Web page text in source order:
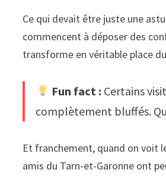
Ce qui devait être juste une
commencent à déposer des
transforme en véritable place
Fun fact : Certains
complètement bluffés.
Et franchement, quand on voit
amis du Tarn-et-Garonne ont